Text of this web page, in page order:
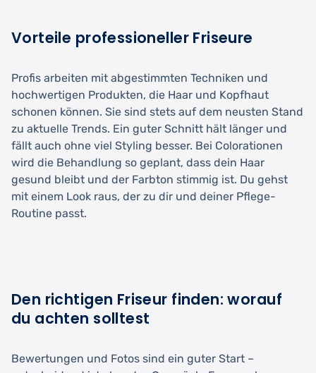
Vorteile professioneller Friseure
Profis arbeiten mit abgestimmten Techniken und
hochwertigen Produkten, die Haar und Kopfhaut
schonen können. Sie sind stets auf dem neusten Stand
zu aktuelle Trends. Ein guter Schnitt hält länger und
fällt auch ohne viel Styling besser. Bei Colorationen
wird die Behandlung so geplant, dass dein Haar
gesund bleibt und der Farbton stimmig ist. Du gehst
mit einem Look raus, der zu dir und deiner Pflege-
Routine passt.
Den richtigen Friseur finden: worauf
du achten solltest
Bewertungen und Fotos sind ein guter Start –